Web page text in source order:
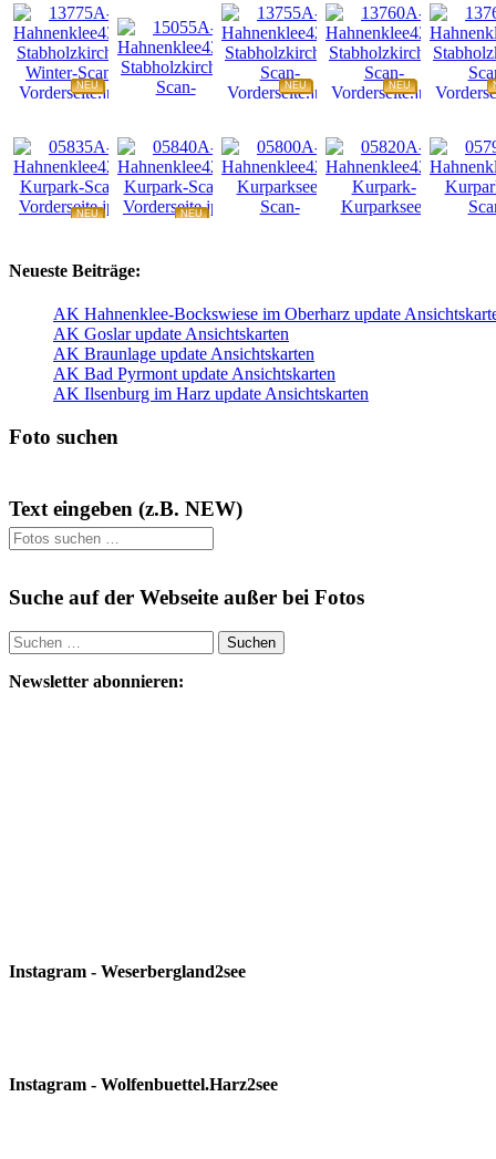
NEU NEU NEU
NEU
NEU
Neueste Beiträge:
AK Hahnenklee-Bockswiese im Oberharz update
AK Goslar update Ansichtskarten
AK Braunlage update Ansichtskarten
AK Bad Pyrmont update Ansichtskarten
AK Ilsenburg im Harz update Ansichtskarten
Foto suchen
Text eingeben (z.B. NEW)
Suche auf der Webseite außer bei Fotos
Suchen
nach:
Newsletter abonnieren:
Instagram - Weserbergland2see
Instagram - Wolfenbuettel.Harz2see